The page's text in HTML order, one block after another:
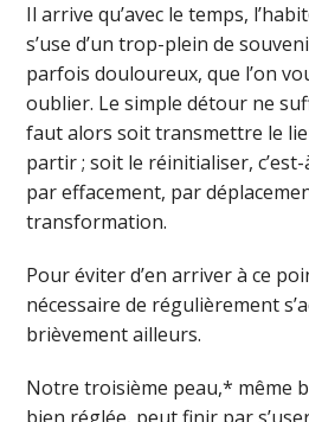
Il arrive qu’avec le temps,
s’use d’un trop-plein de
parfois douloureux, que l’on
oublier. Le simple détour ne
faut alors soit transmettre le
partir ; soit le réinitialiser,
par effacement, par
transformation.
Pour éviter d’en arriver à ce
nécessaire de régulièrement
brièvement ailleurs.
Notre troisième peau,* même